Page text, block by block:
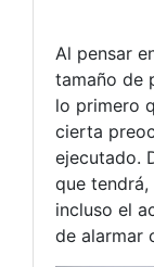
Al pensar
tamaño de
lo primero
cierta
ejecutado.
que
incluso el
de alarmar